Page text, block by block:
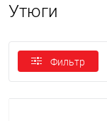
Утюги
Фильтр